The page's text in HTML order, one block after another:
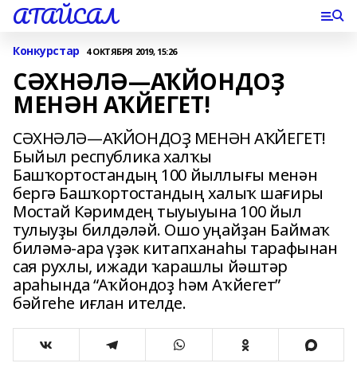
АТАЙСАЛ
Конкурстар 4 ОКТЯБРЯ 2019, 15:26
СӘХНӘЛӘ—АҠЙОНДОҘ
МЕНӘН АҠЙЕГЕТ!
СӘХНӘЛӘ—АҠЙОНДОҘ МЕНӘН АҠЙЕГЕТ!
Быйыл республика халҡы
Башҡортостандың 100 йыллығы менән
бергә Башҡортостандың халыҡ шағиры
Мостай Кәримдең тыуыуына 100 йыл
тулыуҙы билдәләй. Ошо уңайҙан Баймаҡ
биләмә-ара үҙәк китапханаһы тарафынан
сая рухлы, ижади ҡарашлы йәштәр
араһында “Аҡйондоҙ һәм Аҡйегет”
бәйгеһе иғлан ителде.